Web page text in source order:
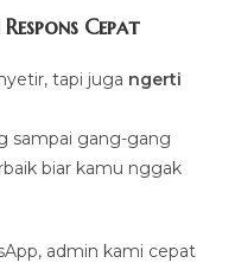
Cepat
tapi juga ngerti
sampai gang-gang
biar kamu nggak
admin kami cepat